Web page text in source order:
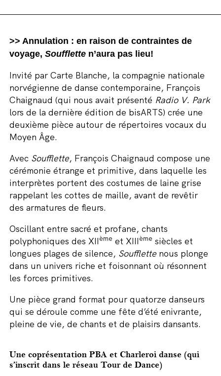
>> Annulation : en raison de contraintes de
voyage, Souffletten’aura pas lieu!
Invité par Carte Blanche, la compagnie nationale
norvégienne de danse contemporaine, François
Chaignaud (qui nous avait présenté Radio V. Park
lors de la dernière édition de bisARTS) crée une
deuxième pièce autour de répertoires vocaux du
Moyen Âge.
Avec Soufflette, François Chaignaud compose une
cérémonie étrange et primitive, dans laquelle les
interprètes portent des costumes de laine grise
rappelant les cottes de maille, avant de revêtir
des armatures de fleurs.
Oscillant entre sacré et profane, chants
polyphoniques des XIIème et XIIIème siècles et
longues plages de silence, Soufflettenous plonge
dans un univers riche et foisonnant où résonnent
les forces primitives.
Une pièce grand format pour quatorze danseurs
qui se déroule comme une fête d’été enivrante,
pleine de vie, de chants et de plaisirs dansants.
Une coprésentation PBA et Charleroi danse (qui
s’inscrit dans le réseau Tour de Dance)